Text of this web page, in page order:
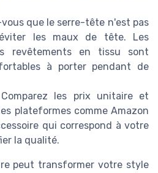
que le serre-tête n'est pas
les maux de tête. Les
revêtements en tissu sont
à porter pendant de
les prix unitaire et
plateformes comme Amazon
qui correspond à votre
la qualité.
peut transformer votre style